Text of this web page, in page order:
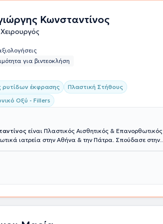
Κωνσταντίνος
για βιντεοκλήση
ρυτίδων έκφρασης
Πλαστική Στήθους
Οξύ - Fillers
είναι Πλαστικός Αισθητικός & Επανορθωτικός
ιατρεία στην Αθήνα & την Πάτρα. Σπούδασε στην
διατελώντας καθήκοντα ιατρού στο 106 ΣΝΕ
αγροτικός ιατρός στο Γενικό Νοσοκομείο
Χειρουργική Κλινική του Νοσοκομείου "Ο Άγιος
συνέχισε ως βοηθός της κλινικής Πλαστικής
του "Bradford Royal Infirmary" και στο Leeds